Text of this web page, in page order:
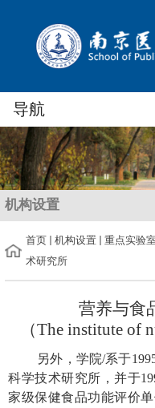
导航
机构设置
首页 机构设置 重点实验
术研究所
营养与食
（The institute of
另外，学院/系于
科学技术研究所，并于
家级保健食品功能评价